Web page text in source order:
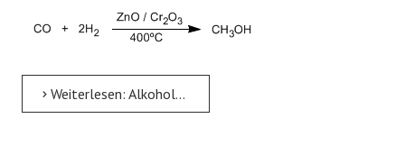
Weiterlesen: Alkohole - allgemeine Eigenschaften